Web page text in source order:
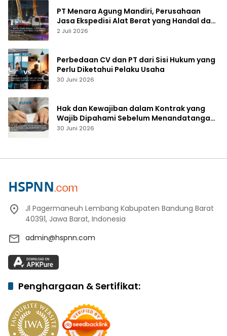
PT Menara Agung Mandiri, Perusahaan
Jasa Ekspedisi Alat Berat yang Handal dan
Terpercaya
2 Juli 2026
Perbedaan CV dan PT dari Sisi Hukum yang
Perlu Diketahui Pelaku Usaha
30 Juni 2026
Hak dan Kewajiban dalam Kontrak yang
Wajib Dipahami Sebelum Menandatangani
Dokumen
30 Juni 2026
Jl Pagermaneuh Lembang Kabupaten Bandung Barat
40391, Jawa Barat, Indonesia
admin@hspnn.com
Penghargaan & Sertifikat: